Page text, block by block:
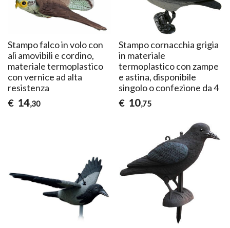
Stampo falco in volo con
ali amovibili e cordino,
materiale termoplastico
con vernice ad alta
resistenza
€ 14,30
Stampo cornacchia grigia
in materiale
termoplastico con zampe
e astina, disponibile
singolo o confezione da 4
€ 10,75